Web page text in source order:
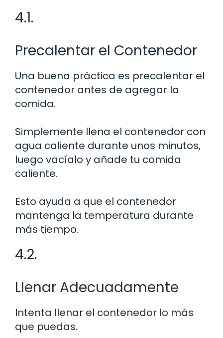
4.1.
Precalentar el Contenedor
Una buena práctica es precalentar el
contenedor antes de agregar la
comida.
Simplemente llena el contenedor con
agua caliente durante unos minutos,
luego vacíalo y añade tu comida
caliente.
Esto ayuda a que el contenedor
mantenga la temperatura durante
más tiempo.
4.2.
Llenar Adecuadamente
Intenta llenar el contenedor lo más
que puedas.